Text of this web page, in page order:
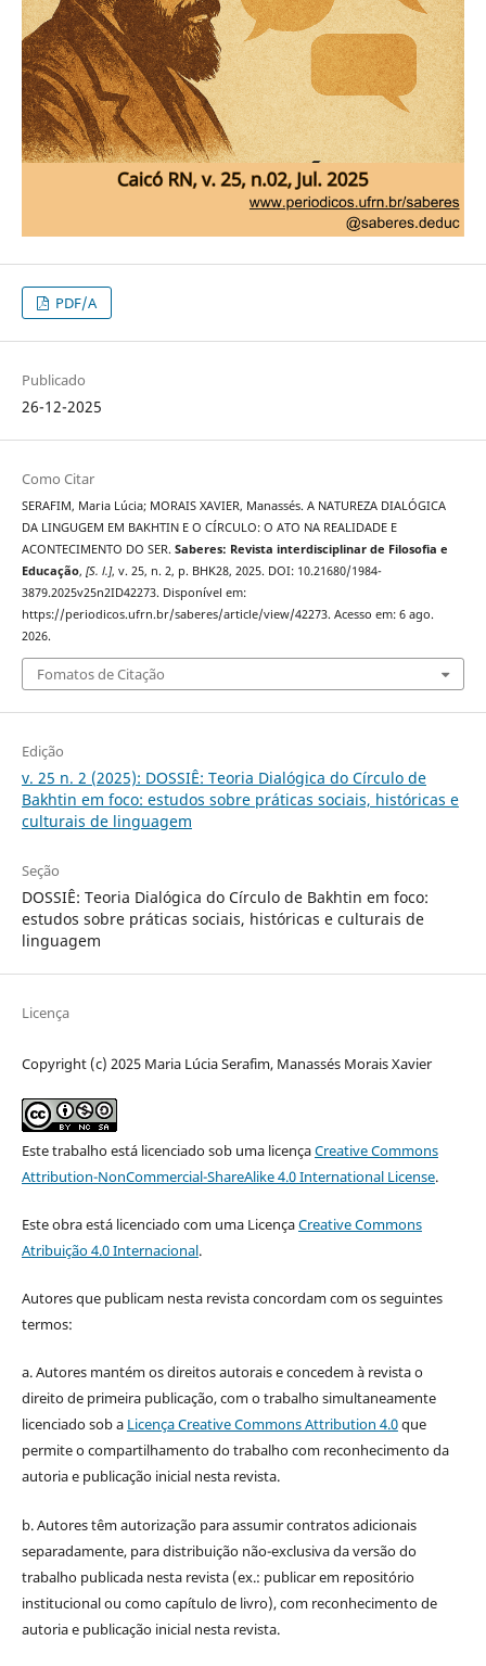
PDF/A
Publicado
26-12-2025
Como Citar
SERAFIM, Maria Lúcia; MORAIS XAVIER, Manassés. A NATUREZA DIALÓGICA
DA LINGUGEM EM BAKHTIN E O CÍRCULO: O ATO NA REALIDADE E
ACONTECIMENTO DO SER. Saberes: Revista interdisciplinar de Filosofia e
Educação, [S. l.], v. 25, n. 2, p. BHK28, 2025. DOI: 10.21680/1984-
3879.2025v25n2ID42273. Disponível em:
https://periodicos.ufrn.br/saberes/article/view/42273. Acesso em: 6 ago.
2026.
Fomatos de Citação
Edição
v. 25 n. 2 (2025): DOSSIÊ: Teoria Dialógica do Círculo de
Bakhtin em foco: estudos sobre práticas sociais, históricas e
culturais de linguagem
Seção
DOSSIÊ: Teoria Dialógica do Círculo de Bakhtin em foco:
estudos sobre práticas sociais, históricas e culturais de
linguagem
Licença
Copyright (c) 2025 Maria Lúcia Serafim, Manassés Morais Xavier
Este trabalho está licenciado sob uma licençaCreative Commons
Attribution-NonCommercial-ShareAlike 4.0 International License.
Este obra está licenciado com uma LicençaCreative Commons
Atribuição 4.0 Internacional.
Autores que publicam nesta revista concordam com os seguintes
termos:
a. Autores mantém os direitos autorais e concedem à revista o
direito de primeira publicação, com o trabalho simultaneamente
licenciado sob a Licença Creative Commons Attribution 4.0que
permite o compartilhamento do trabalho com reconhecimento da
autoria e publicação inicial nesta revista.
b. Autores têm autorização para assumir contratos adicionais
separadamente, para distribuição não-exclusiva da versão do
trabalho publicada nesta revista (ex.: publicar em repositório
institucional ou como capítulo de livro), com reconhecimento de
autoria e publicação inicial nesta revista.